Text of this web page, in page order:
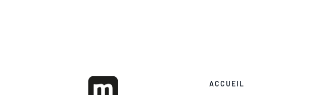
ACCUEIL